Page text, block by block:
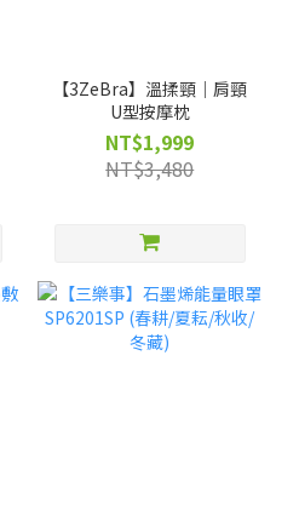
【3ZeBra】溫揉頸｜肩頸
U型按摩枕
NT$1,999
NT$3,480